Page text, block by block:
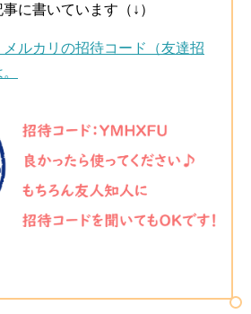
に書いています（↓）
メルカリの招待コード（友達招